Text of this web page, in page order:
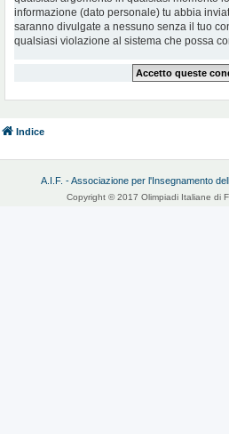
informazione (dato personale) tu abbia
saranno divulgate a nessuno senza il tuo
qualsiasi violazione al sistema che possa
Indice
A.I.F. - Associazione per l'Insegnamento
Copyright © 2017 Olimpiadi Italiane di